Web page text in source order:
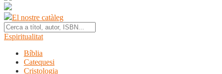
El nostre catàleg
Espiritualitat
Bíblia
Catequesi
Cristologia